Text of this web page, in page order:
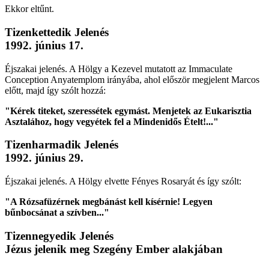
Ekkor eltűnt.
Tizenkettedik Jelenés
1992. június 17.
Éjszakai jelenés. A Hölgy a Kezevel mutatott az Immaculate
Conception Anyatemplom irányába, ahol először megjelent Marcos
előtt, majd így szólt hozzá:
"Kérek titeket, szeressétek egymást. Menjetek az Eukarisztia
Asztalához, hogy vegyétek fel a Mindenidős Ételt!..."
Tizenharmadik Jelenés
1992. június 29.
Éjszakai jelenés. A Hölgy elvette Fényes Rosaryát és így szólt:
"A Rózsafüzérnek megbánást kell kísérnie! Legyen
bűnbocsánat a szívben..."
Tizennegyedik Jelenés
Jézus jelenik meg Szegény Ember alakjában